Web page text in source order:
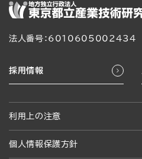
法人番号：6010605002434
採用情報
利用上の注意
個人情報保護方針